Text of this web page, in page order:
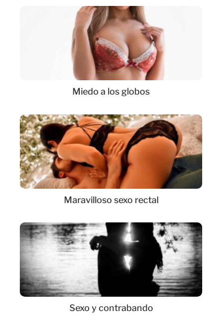
Miedo a los globos
Maravilloso sexo rectal
Sexo y contrabando